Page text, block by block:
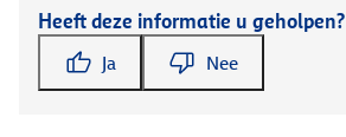
Heeft deze informatie u geholpen?
Ja Nee